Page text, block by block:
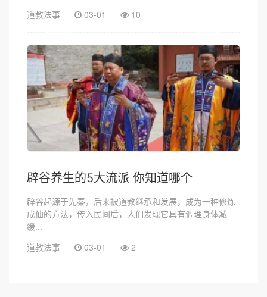
道教法事
03-01 10
辟谷养生的5大流派 你知道哪个
辟谷起源于先秦，后来被道教继承和发展，成为一种修炼
成仙的方法，传入民间后，人们发现它具有调理身体减
缓...
道教法事
03-01 2